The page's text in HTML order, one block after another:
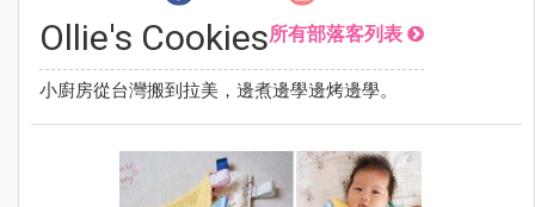
Ollie's Cookies所有部落客列表
小廚房從台灣搬到拉美，邊煮邊學邊烤邊學。